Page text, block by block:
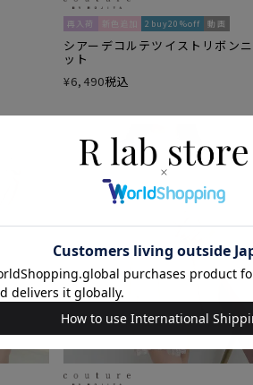
再入荷 新色追加 2buy20%off 動画
シアーデコルテツイストリボンニ
ット
¥6,490税込